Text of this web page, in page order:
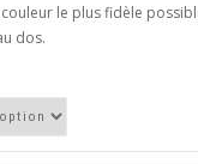
le plus fidèle
dos.